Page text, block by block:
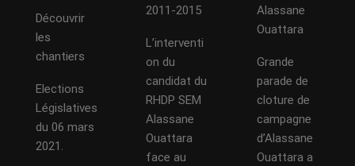
Découvrir
les
chantiers
Elections
Législatives
du 06 mars
2021.
2011-2015
L’interventi
on du
candidat du
RHDP SEM
Alassane
Ouattara
face au
Alassane
Ouattara
Grande
parade de
cloture de
campagne
d’Alassane
Ouattara a